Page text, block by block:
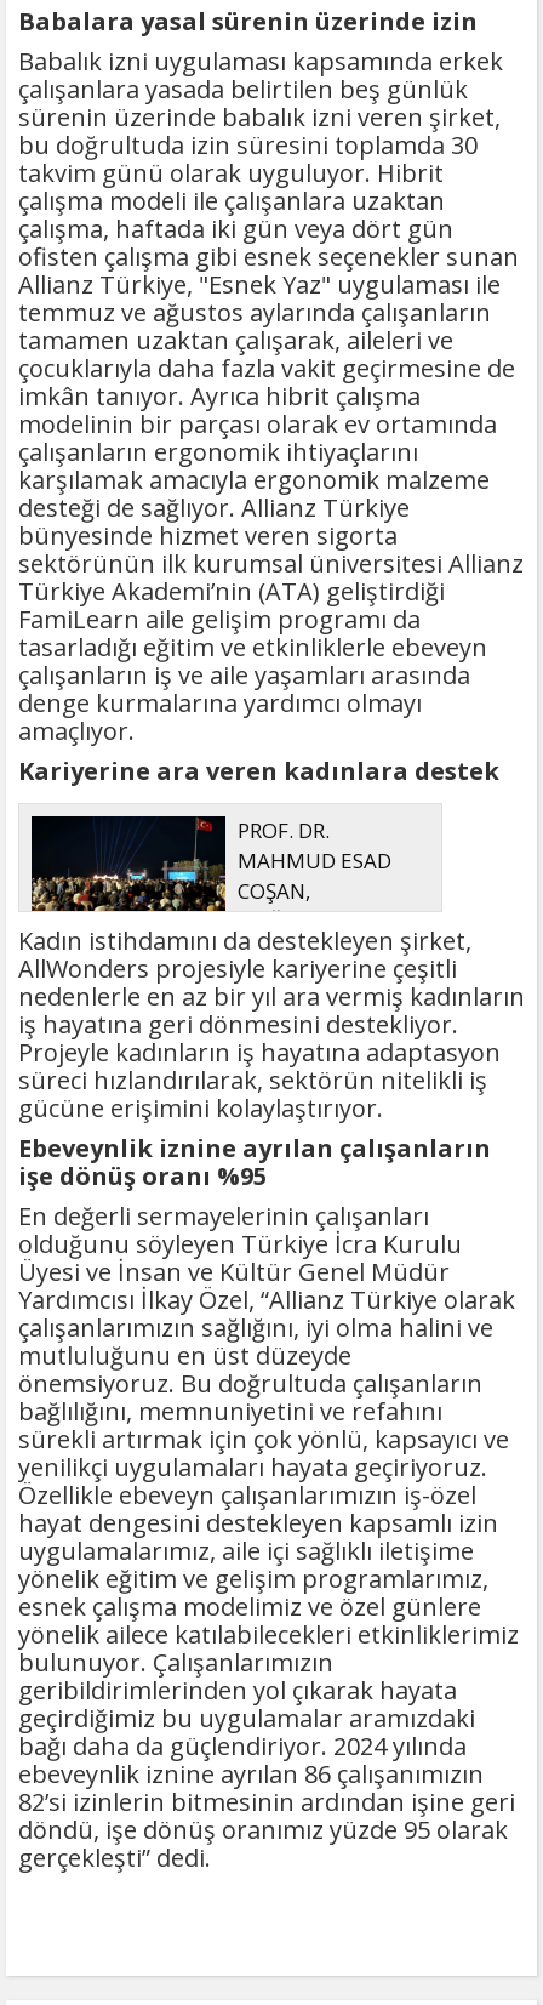
Babalara yasal sürenin üzerinde izin
Babalık izni uygulaması kapsamında erkek
çalışanlara yasada belirtilen beş günlük
sürenin üzerinde babalık izni veren şirket,
bu doğrultuda izin süresini toplamda 30
takvim günü olarak uyguluyor. Hibrit
çalışma modeli ile çalışanlara uzaktan
çalışma, haftada iki gün veya dört gün
ofisten çalışma gibi esnek seçenekler sunan
Allianz Türkiye, "Esnek Yaz" uygulaması ile
temmuz ve ağustos aylarında çalışanların
tamamen uzaktan çalışarak, aileleri ve
çocuklarıyla daha fazla vakit geçirmesine de
imkân tanıyor. Ayrıca hibrit çalışma
modelinin bir parçası olarak ev ortamında
çalışanların ergonomik ihtiyaçlarını
karşılamak amacıyla ergonomik malzeme
desteği de sağlıyor. Allianz Türkiye
bünyesinde hizmet veren sigorta
sektörünün ilk kurumsal üniversitesi Allianz
Türkiye Akademi’nin (ATA) geliştirdiği
FamiLearn aile gelişim programı da
tasarladığı eğitim ve etkinliklerle ebeveyn
çalışanların iş ve aile yaşamları arasında
denge kurmalarına yardımcı olmayı
amaçlıyor.
Kariyerine ara veren kadınlara destek
PROF. DR.
MAHMUD ESAD
COŞAN,
DOĞUMUNUN
HİCRÎ 91. YILINDA ELAZIĞ'DA YÂD
EDİLECEK
Kadın istihdamını da destekleyen şirket,
AllWonders projesiyle kariyerine çeşitli
nedenlerle en az bir yıl ara vermiş kadınların
iş hayatına geri dönmesini destekliyor.
Projeyle kadınların iş hayatına adaptasyon
süreci hızlandırılarak, sektörün nitelikli iş
gücüne erişimini kolaylaştırıyor.
Ebeveynlik iznine ayrılan çalışanların
işe dönüş oranı %95
En değerli sermayelerinin çalışanları
olduğunu söyleyen Türkiye İcra Kurulu
Üyesi ve İnsan ve Kültür Genel Müdür
Yardımcısı İlkay Özel, “Allianz Türkiye olarak
çalışanlarımızın sağlığını, iyi olma halini ve
mutluluğunu en üst düzeyde
önemsiyoruz. Bu doğrultuda çalışanların
bağlılığını, memnuniyetini ve refahını
sürekli artırmak için çok yönlü, kapsayıcı ve
yenilikçi uygulamaları hayata geçiriyoruz.
Özellikle ebeveyn çalışanlarımızın iş-özel
hayat dengesini destekleyen kapsamlı izin
uygulamalarımız, aile içi sağlıklı iletişime
yönelik eğitim ve gelişim programlarımız,
esnek çalışma modelimiz ve özel günlere
yönelik ailece katılabilecekleri etkinliklerimiz
bulunuyor. Çalışanlarımızın
geribildirimlerinden yol çıkarak hayata
geçirdiğimiz bu uygulamalar aramızdaki
bağı daha da güçlendiriyor. 2024 yılında
ebeveynlik iznine ayrılan 86 çalışanımızın
82’si izinlerin bitmesinin ardından işine geri
döndü, işe dönüş oranımız yüzde 95 olarak
gerçekleşti” dedi.